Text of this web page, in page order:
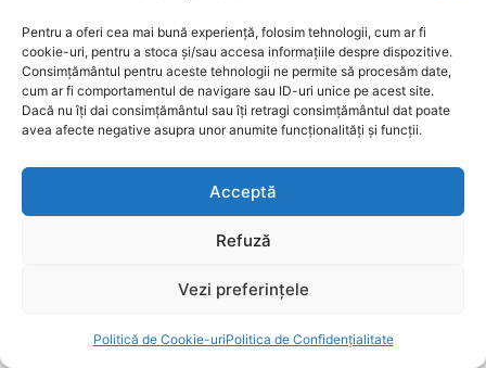
Pentru a oferi cea mai bună experiență, folosim tehnologii, cum ar fi
cookie-uri, pentru a stoca și/sau accesa informațiile despre dispozitive.
Consimțământul pentru aceste tehnologii ne permite să procesăm date,
cum ar fi comportamentul de navigare sau ID-uri unice pe acest site.
Dacă nu îți dai consimțământul sau îți retragi consimțământul dat poate
avea afecte negative asupra unor anumite funcționalități și funcții.
Acceptă
Refuză
Vezi preferințele
Politică de Cookie-uriPolitica de Confidențialitate